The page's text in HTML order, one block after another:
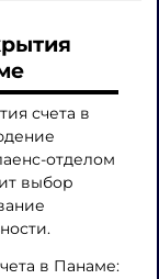
счета в
отделом
выбор
в Панаме: